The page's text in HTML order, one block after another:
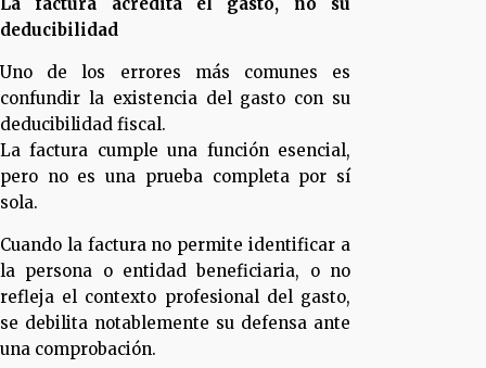
La factura acredita el gasto, no su
deducibilidad
Uno de los errores más comunes es
confundir la existencia del gasto con su
deducibilidad fiscal.
La factura cumple una función esencial,
pero no es una prueba completa por sí
sola.
Cuando la factura no permite identificar a
la persona o entidad beneficiaria, o no
refleja el contexto profesional del gasto,
se debilita notablemente su defensa ante
una comprobación.